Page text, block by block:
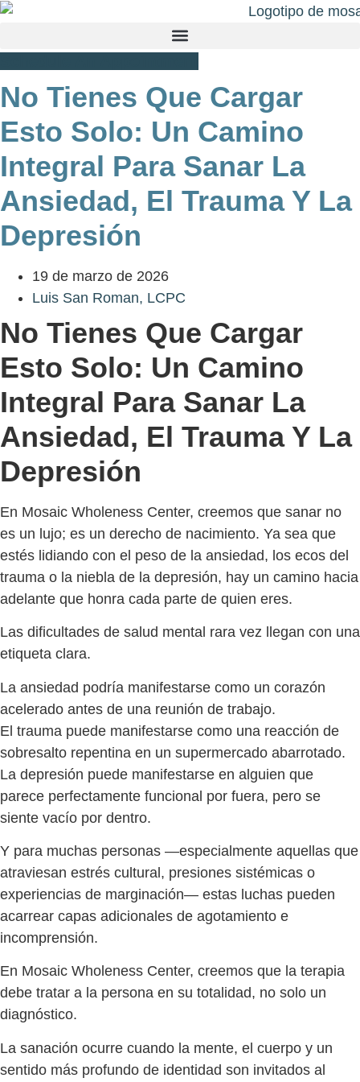
Ir
contenido
No Tienes Que Cargar
Esto Solo: Un Camino
Integral Para Sanar La
Ansiedad, El Trauma Y La
Depresión
19 de marzo de 2026
Luis San Roman, LCPC
No Tienes Que Cargar
Esto Solo: Un Camino
Integral Para Sanar La
Ansiedad, El Trauma Y La
Depresión
En Mosaic Wholeness Center, creemos que sanar no
es un lujo; es un derecho de nacimiento. Ya sea que
estés lidiando con el peso de la ansiedad, los ecos del
trauma o la niebla de la depresión, hay un camino hacia
adelante que honra cada parte de quien eres.
Las dificultades de salud mental rara vez llegan con una
etiqueta clara.
La ansiedad podría manifestarse como un corazón
acelerado antes de una reunión de trabajo.
El trauma puede manifestarse como una reacción de
sobresalto repentina en un supermercado abarrotado.
La depresión puede manifestarse en alguien que
parece perfectamente funcional por fuera, pero se
siente vacío por dentro.
Y para muchas personas —especialmente aquellas que
atraviesan estrés cultural, presiones sistémicas o
experiencias de marginación— estas luchas pueden
acarrear capas adicionales de agotamiento e
incomprensión.
En Mosaic Wholeness Center, creemos que la terapia
debe tratar a la persona en su totalidad, no solo un
diagnóstico.
La sanación ocurre cuando la mente, el cuerpo y un
sentido más profundo de identidad son invitados al